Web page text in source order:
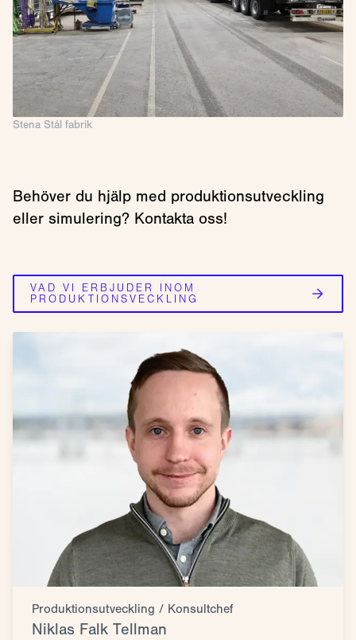
Stena Stål fabrik
Behöver du hjälp med produktionsutveckling
eller simulering? Kontakta oss!
VAD VI ERBJUDER INOM
PRODUKTIONSVECKLING
Produktionsutveckling / Konsultchef
Niklas Falk Tellman